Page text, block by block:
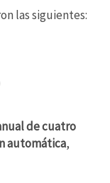
las siguientes:
de cuatro
automática,